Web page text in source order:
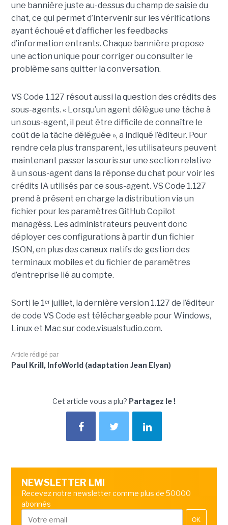
une bannière juste au-dessus du champ de saisie du
chat, ce qui permet d’intervenir sur les vérifications
ayant échoué et d’afficher les feedbacks
d’information entrants. Chaque bannière propose
une action unique pour corriger ou consulter le
problème sans quitter la conversation.
VS Code 1.127 résout aussi la question des crédits des
sous-agents. « Lorsqu’un agent délègue une tâche à
un sous-agent, il peut être difficile de connaître le
coût de la tâche déléguée », a indiqué l’éditeur. Pour
rendre cela plus transparent, les utilisateurs peuvent
maintenant passer la souris sur une section relative
à un sous-agent dans la réponse du chat pour voir les
crédits IA utilisés par ce sous-agent. VS Code 1.127
prend à présent en charge la distribution via un
fichier pour les paramètres GitHub Copilot
managéss. Les administrateurs peuvent donc
déployer ces configurations à partir d’un fichier
JSON, en plus des canaux natifs de gestion des
terminaux mobiles et du fichier de paramètres
d’entreprise lié au compte.
Sorti le 1ᵉʳ juillet, la dernière version 1.127 de l’éditeur
de code VS Code est téléchargeable pour Windows,
Linux et Mac sur code.visualstudio.com.
Article rédigé par
Paul Krill, InfoWorld (adaptation Jean Elyan)
Cet article vous a plu? Partagez le !
NEWSLETTER LMI
Recevez notre newsletter comme plus de 50000
abonnés
OK